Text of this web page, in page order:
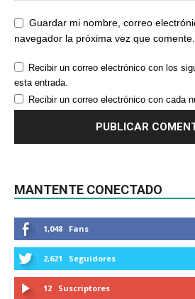
Guardar mi nombre, correo
navegador la próxima vez que comente.
Recibir un correo electrónico con los
esta entrada.
Recibir un correo electrónico con cada
MANTENTE CONECTADO
1,048 Fans
2,621 Seguidores
12 Suscriptores